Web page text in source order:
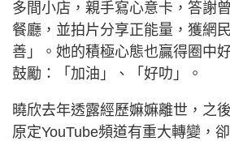
多間小店，親手寫心意卡，答謝
餐廳，並拍片分享正能量，獲網
善」。她的積極心態也贏得圈中
鼓勵：「加油」、「好叻」。
曉欣去年透露經歷嫲嫲離世，之
原定YouTube頻道有重大轉變，